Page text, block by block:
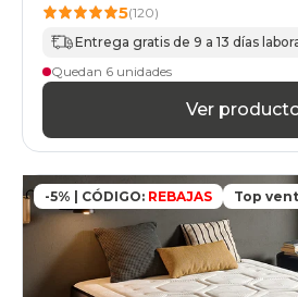
5(120)
Entrega gratis de 9 a 13 días
Quedan 6 unidades
Ver
-5% | CÓDIGO: REBAJAS Top